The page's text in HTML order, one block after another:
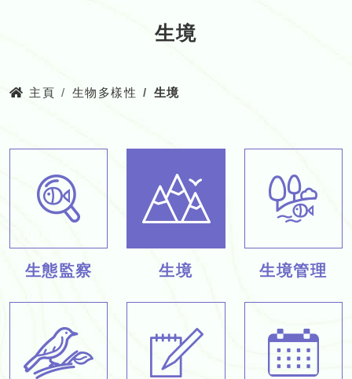
生境
主頁 生物多樣性 生境
生態監察 生境 生境管理